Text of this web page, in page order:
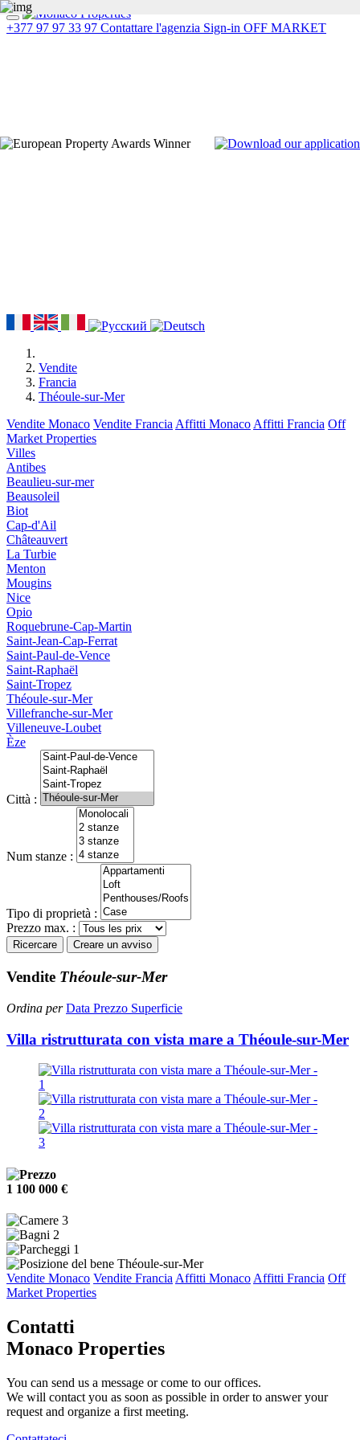
+377 97 97 33 97 Contattare l'agenzia Sign-in OFF MARKET
Vendite
Francia
Théoule-sur-Mer
Vendite Monaco Vendite FranciaAffitti MonacoAffitti Francia Off
Market Properties
Villes
Antibes
Beaulieu-sur-mer
Beausoleil
Biot
Cap-d'Ail
Châteauvert
La Turbie
Menton
Mougins
Nice
Opio
Roquebrune-Cap-Martin
Saint-Jean-Cap-Ferrat
Saint-Paul-de-Vence
Saint-Raphaël
Saint-Tropez
Théoule-sur-Mer
Villefranche-sur-Mer
Villeneuve-Loubet
Èze
Città :
Num stanze :
Tipo di proprietà :
Prezzo max. :
Ricercare Creare un avviso
Vendite Théoule-sur-Mer
Ordina per Data Prezzo Superficie
Villa ristrutturata con vista mare a Théoule-sur-Mer
1 100 000 €
3
2
1
Théoule-sur-Mer
Vendite Monaco Vendite Francia Affitti Monaco Affitti Francia Off
Market Properties
Contatti
Monaco Properties
You can send us a message or come to our offices.
We will contact you as soon as possible in order to answer your
request and organize a first meeting.